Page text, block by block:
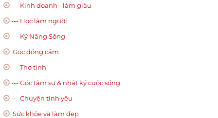
--- Kinh doanh - làm giàu
--- Học làm người
--- Kỹ Năng Sống
Góc đồng cảm
--- Thơ tình
--- Góc tâm sự & nhật ký cuộc sống
--- Chuyện tình yêu
Sức khỏe và làm đẹp